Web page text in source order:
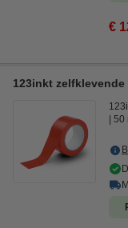
€
123inkt
50